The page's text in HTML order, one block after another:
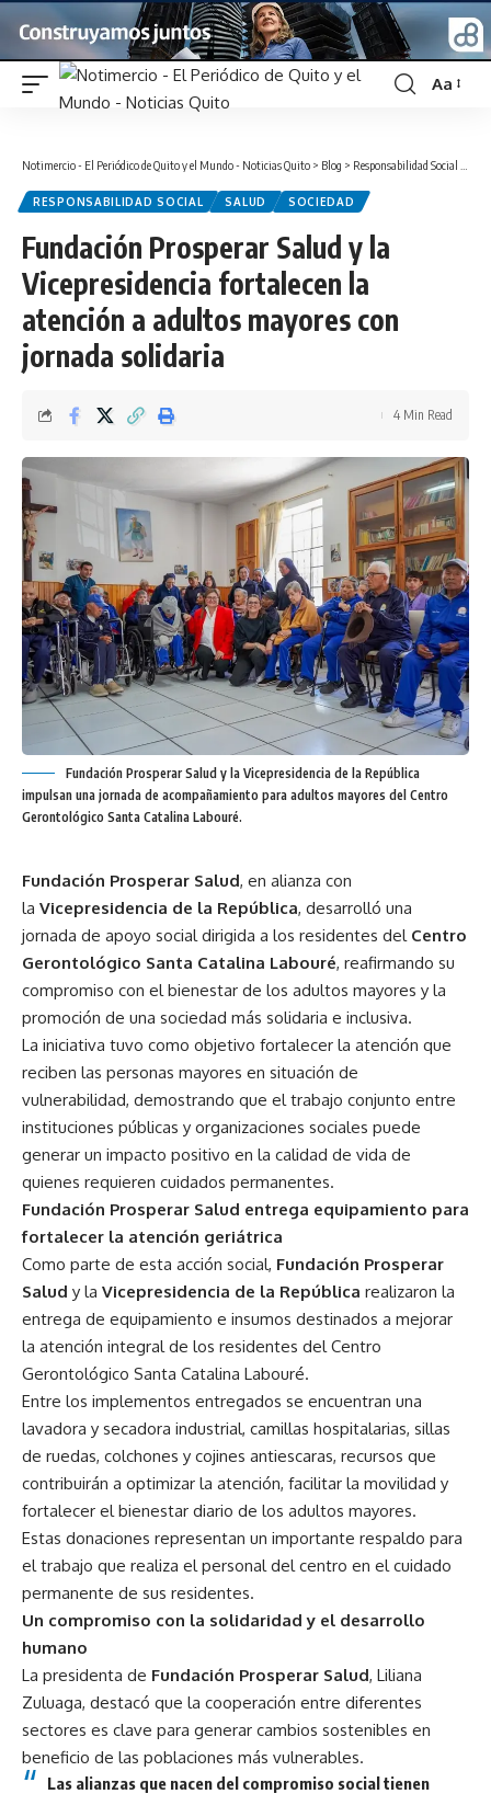
Font
Aa
Notimercio - El Periódico de Quito y el Mundo - Noticias Quito > Blog > Responsabilidad Social
RESPONSABILIDAD SOCIAL SALUD SOCIEDAD
Fundación Prosperar Salud y la
Vicepresidencia fortalecen la
atención a adultos mayores con
jornada solidaria
4 Min Read
Fundación Prosperar Salud y la Vicepresidencia de la República
impulsan una jornada de acompañamiento para adultos mayores del Centro
Gerontológico Santa Catalina Labouré.
Fundación Prosperar Salud, en alianza con
la Vicepresidencia de la República, desarrolló una
jornada de apoyo social dirigida a los residentes del Centro
Gerontológico Santa Catalina Labouré, reafirmando su
compromiso con el bienestar de los adultos mayores y la
promoción de una sociedad más solidaria e inclusiva.
La iniciativa tuvo como objetivo fortalecer la atención que
reciben las personas mayores en situación de
vulnerabilidad, demostrando que el trabajo conjunto entre
instituciones públicas y organizaciones sociales puede
generar un impacto positivo en la calidad de vida de
quienes requieren cuidados permanentes.
Fundación Prosperar Salud entrega equipamiento para
fortalecer la atención geriátrica
Como parte de esta acción social, Fundación Prosperar
Salud y la Vicepresidencia de la República realizaron la
entrega de equipamiento e insumos destinados a mejorar
la atención integral de los residentes del Centro
Gerontológico Santa Catalina Labouré.
Entre los implementos entregados se encuentran una
lavadora y secadora industrial, camillas hospitalarias, sillas
de ruedas, colchones y cojines antiescaras, recursos que
contribuirán a optimizar la atención, facilitar la movilidad y
fortalecer el bienestar diario de los adultos mayores.
Estas donaciones representan un importante respaldo para
el trabajo que realiza el personal del centro en el cuidado
permanente de sus residentes.
Un compromiso con la solidaridad y el desarrollo
humano
La presidenta de Fundación Prosperar Salud, Liliana
Zuluaga, destacó que la cooperación entre diferentes
sectores es clave para generar cambios sostenibles en
beneficio de las poblaciones más vulnerables.
Las alianzas que nacen del compromiso social tienen